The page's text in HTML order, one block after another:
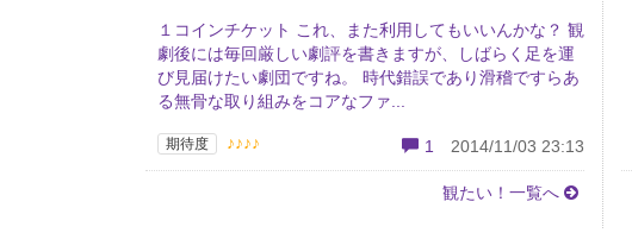
１コインチケット これ、また利用してもいいんかな？ 観
劇後には毎回厳しい劇評を書きますが、しばらく足を運
び見届けたい劇団ですね。 時代錯誤であり滑稽ですらあ
る無骨な取り組みをコアなファ...
期待度 ♪♪♪♪ 1 2014/11/03 23:13
観たい！一覧へ